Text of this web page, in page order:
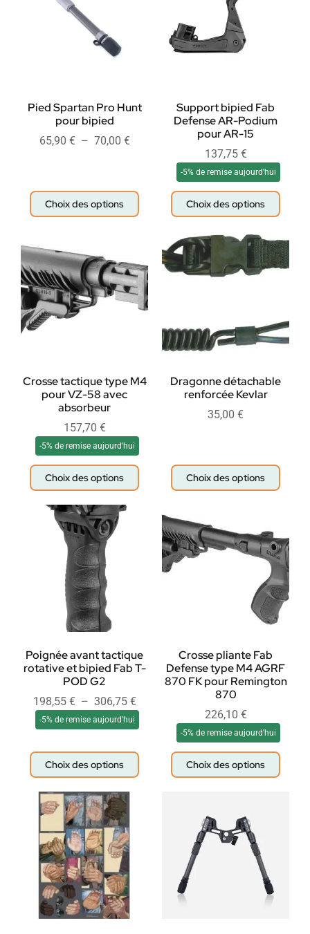
Pied Spartan Pro Hunt
pour bipied
65,90 € – 70,00 €
Choix des options
Support bipied Fab
Defense AR-Podium
pour AR-15
137,75 €
-5% de remise aujourd'hui
Choix des options
Crosse tactique type M4
pour VZ-58 avec
absorbeur
157,70 €
-5% de remise aujourd'hui
Choix des options
Dragonne détachable
renforcée Kevlar
35,00 €
Choix des options
Poignée avant tactique
rotative et bipied Fab T-
POD G2
198,55 € – 306,75 €
-5% de remise aujourd'hui
Choix des options
Crosse pliante Fab
Defense type M4 AGRF
870 FK pour Remington
870
226,10 €
-5% de remise aujourd'hui
Choix des options